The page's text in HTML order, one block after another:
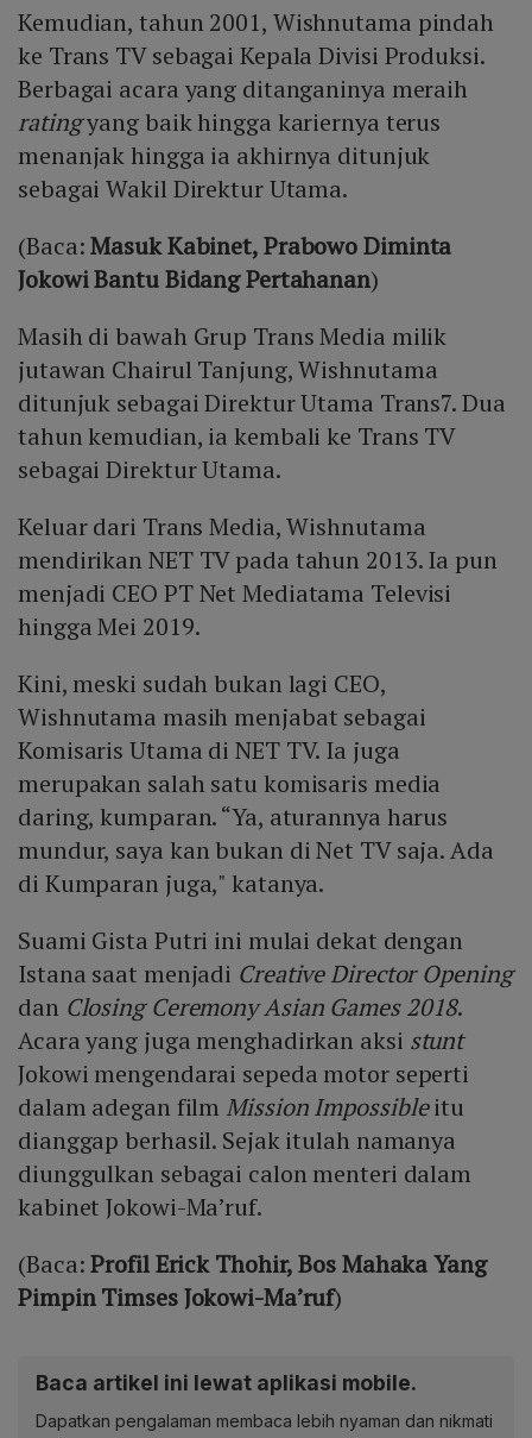
Kemudian, tahun 2001, Wishnutama pindah
ke Trans TV sebagai Kepala Divisi Produksi.
Berbagai acara yang ditanganinya meraih
ratingyang baik hingga kariernya terus
menanjak hingga ia akhirnya ditunjuk
sebagai Wakil Direktur Utama.
(Baca:Masuk Kabinet, Prabowo Diminta
Jokowi Bantu Bidang Pertahanan)
Masih di bawah Grup Trans Media milik
jutawan Chairul Tanjung, Wishnutama
ditunjuk sebagai Direktur Utama Trans7. Dua
tahun kemudian, ia kembali ke Trans TV
sebagai Direktur Utama.
Keluar dari Trans Media, Wishnutama
mendirikan NET TV pada tahun 2013. Ia pun
menjadi CEO PT Net Mediatama Televisi
hingga Mei 2019.
Kini, meski sudah bukan lagi CEO,
Wishnutama masih menjabat sebagai
Komisaris Utama di NET TV. Ia juga
merupakan salah satu komisaris media
daring, kumparan. “Ya, aturannya harus
mundur, saya kan bukan di Net TV saja. Ada
di Kumparan juga," katanya.
Suami Gista Putri ini mulai dekat dengan
Istana saat menjadi Creative Director Opening
dan Closing Ceremony Asian Games 2018.
Acara yang juga menghadirkan aksi stunt
Jokowi mengendarai sepeda motor seperti
dalam adegan film Mission Impossibleitu
dianggap berhasil. Sejak itulah namanya
diunggulkan sebagai calon menteri dalam
kabinet Jokowi-Ma’ruf.
(Baca:Profil Erick Thohir, Bos Mahaka Yang
Pimpin Timses Jokowi-Ma’ruf)
Baca artikel ini lewat aplikasi mobile.
Dapatkan pengalaman membaca lebih nyaman dan nikmati